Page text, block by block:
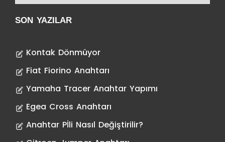
SON YAZILAR
Kontak Dönmüyor
Fiat Fiorino Anahtarı
Yamaha Tracer Anahtar Yapımı
Egea Cross Anahtarı
Anahtar Pİli Nasıl Değiştirilir?